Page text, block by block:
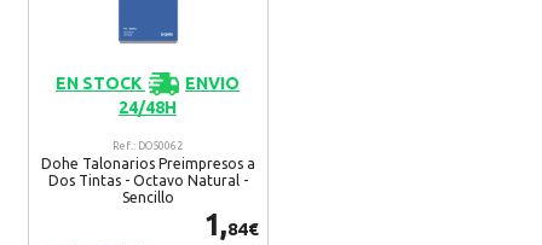
EN STOCK
ENVIO
24/48H
Ref.: DO50062
Dohe Talonarios Preimpresos a
Dos Tintas - Octavo Natural -
Sencillo
1,84€